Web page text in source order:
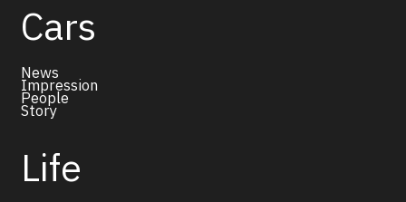
Cars
News
Impression
People
Story
Life